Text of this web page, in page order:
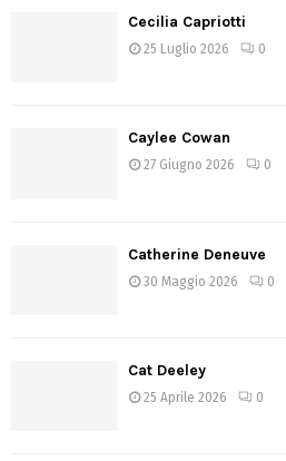
Cecilia Capriotti
25 Luglio 2026 0
Caylee Cowan
27 Giugno 2026 0
Catherine Deneuve
30 Maggio 2026 0
Cat Deeley
25 Aprile 2026 0